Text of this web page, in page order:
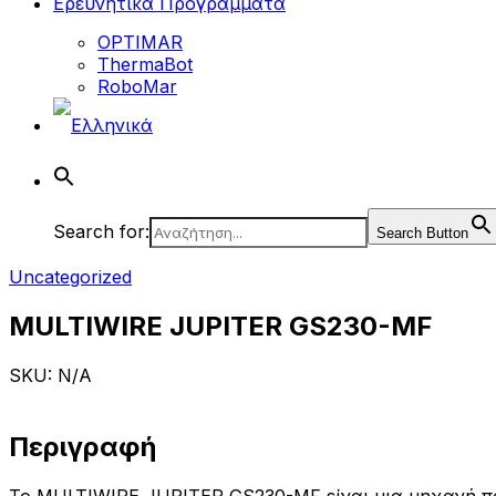
OPTIMAR
ThermaBot
RoboMar
Search for: Search Button
Uncategorized
MULTIWIRE JUPITER GS230-MF
SKU: N/A
Περιγραφή